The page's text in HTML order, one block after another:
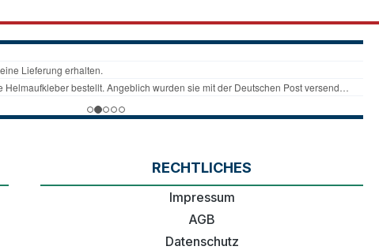
RECHTLICHES
Impressum
AGB
Datenschutz